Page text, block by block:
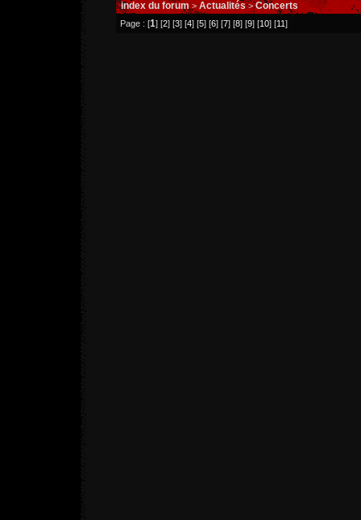
index du forum > Actualités>Concerts
Page : [1] [2] [3] [4] [5] [6] [7] [8] [9] [10] [11]